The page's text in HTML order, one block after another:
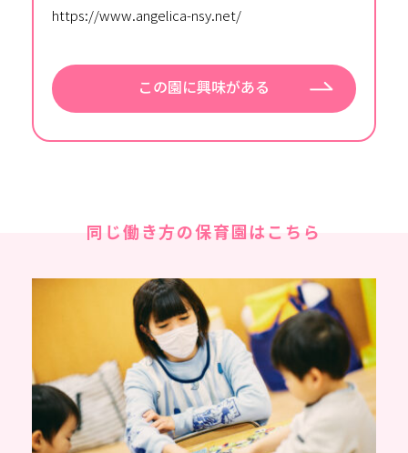
https://www.angelica-nsy.net/
この園に興味がある
同じ働き方の保育園はこちら